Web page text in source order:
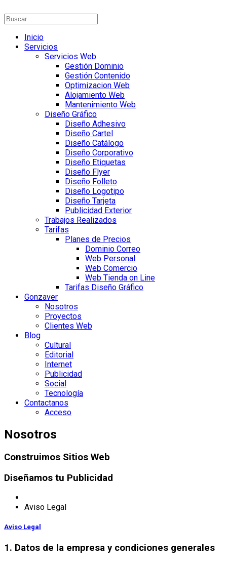
Inicio
Servicios
Servicios Web
Gestión Dominio
Gestión Contenido
Optimizacion Web
Alojamiento Web
Mantenimiento Web
Diseño Gráfico
Diseño Adhesivo
Diseño Cartel
Diseño Catálogo
Diseño Corporativo
Diseño Etiquetas
Diseño Flyer
Diseño Folleto
Diseño Logotipo
Diseño Tarjeta
Publicidad Exterior
Trabajos Realizados
Tarifas
Planes de Precios
Dominio Correo
Web Personal
Web Comercio
Web Tienda on Line
Tarifas Diseño Gráfico
Gonzaver
Nosotros
Proyectos
Clientes Web
Blog
Cultural
Editorial
Internet
Publicidad
Social
Tecnología
Contactanos
Acceso
Nosotros
Construimos Sitios Web
Diseñamos tu Publicidad
Aviso Legal
Aviso Legal
1. Datos de la empresa y condiciones generales